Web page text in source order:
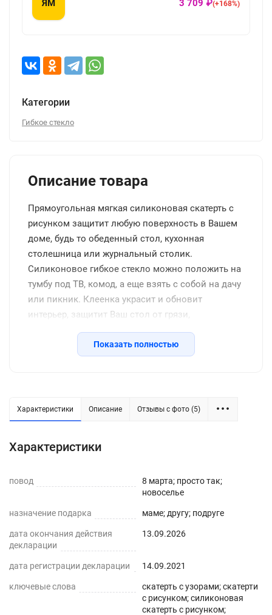
ЯМ 3 709 ₽(+168%)
Категории
Гибкое стекло
Описание товара
Прямоугольная мягкая силиконовая скатерть с
рисунком защитит любую поверхность в Вашем
доме, будь то обеденный стол, кухонная
столешница или журнальный столик.
Силиконовое гибкое стекло можно положить на
тумбу под ТВ, комод, а еще взять с собой на дачу
или пикник. Клеенка украсит и обновит
интерьер, защитит Ваш стол от грязи,
потертостей, царапин, станет отличным
подарком на день рождения, новоселье и другие
семейные праздники, включая новый год.
(выдерживает до 80 градусов без деформации),
водоотталкивающее, долговечное, не желтеет со
размеров или закруглить углы. Внимание: мы
усадку. Весь ассортимент Вы можете увидеть в
Показать полностью
Характеристики Описание Отзывы с фото (5)
Характеристики
повод
8 марта; просто так;
новоселье
назначение подарка маме; другу; подруге
дата окончания действия
декларации
13.09.2026
дата регистрации декларации 14.09.2021
ключевые слова
скатерть с узорами; скатерти
с рисунком; силиконовая
скатерть с рисунком;